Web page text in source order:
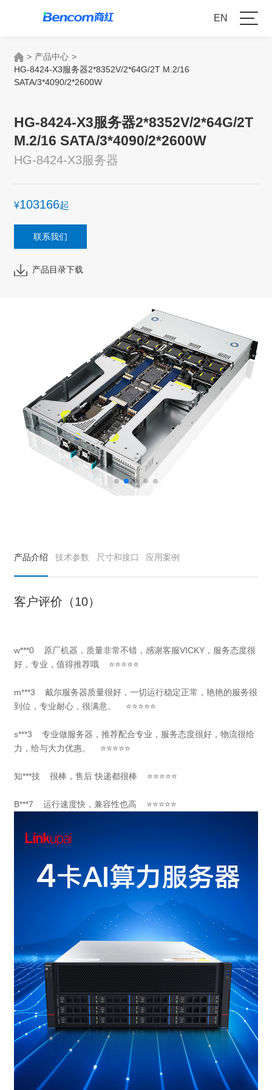
EN
> 产品中心 >
HG-8424-X3服务器2*8352V/2*64G/2T M.2/16
SATA/3*4090/2*2600W
HG-8424-X3服务器2*8352V/2*64G/2T
M.2/16 SATA/3*4090/2*2600W
HG-8424-X3服务器
¥103166起
联系我们
产品目录下载
产品介绍 技术参数 尺寸和接口 应用案例
客户评价（10）
w***0 原厂机器，质量非常不错，感谢客服VICKY，服务态度很
好，专业，值得推荐哦 ⭐⭐⭐⭐⭐
m***3 戴尔服务器质量很好，一切运行稳定正常，艳艳的服务很
到位，专业耐心，很满意。 ⭐⭐⭐⭐⭐
s***3 专业做服务器，推荐配合专业，服务态度很好，物流很给
力，给与大力优惠。 ⭐⭐⭐⭐⭐
知***技 很棒，售后 快递都很棒 ⭐⭐⭐⭐⭐
B***7 运行速度快，兼容性也高 ⭐⭐⭐⭐⭐